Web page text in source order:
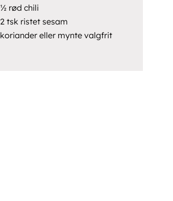
½ rød chili
2 tsk ristet sesam
koriander eller mynte valgfrit